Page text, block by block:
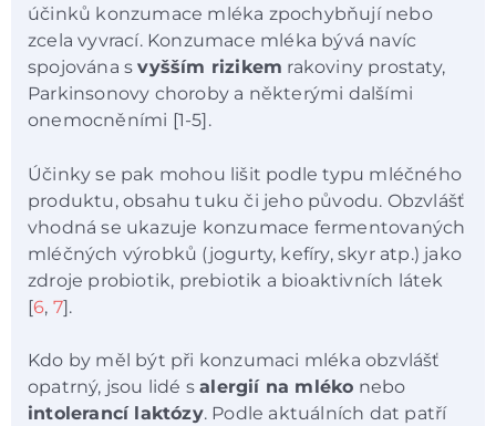
účinků konzumace mléka zpochybňují nebo
zcela vyvrací. Konzumace mléka bývá navíc
spojována svyšším rizikem rakoviny prostaty,
Parkinsonovy choroby a některými dalšími
onemocněními [1-5].
Účinky se pak mohou lišit podle typu mléčného
produktu, obsahu tuku či jeho původu. Obzvlášť
vhodná se ukazuje konzumace fermentovaných
mléčných výrobků (jogurty, kefíry, skyr atp.) jako
zdroje probiotik, prebiotik a bioaktivních látek
[6, 7].
Kdo by měl být při konzumaci mléka obzvlášť
opatrný, jsou lidé salergií na mléko nebo
intolerancí laktózy. Podle aktuálních dat patří